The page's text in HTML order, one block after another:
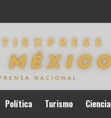
Política Turismo Ciencia